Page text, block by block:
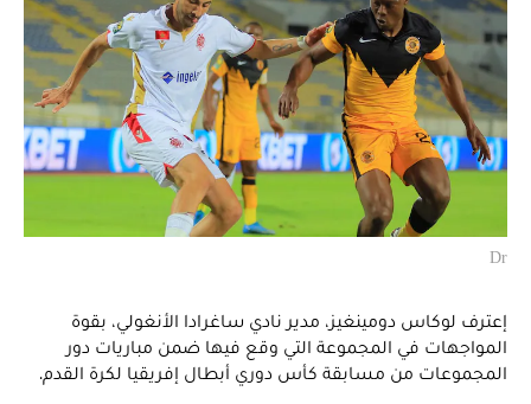
Dr
إعترف لوكاس دومينغيز، مدير نادي ساغرادا الأنغولي، بقوة
المواجهات في المجموعة التي وقع فيها ضمن مباريات دور
المجموعات من مسابقة كأس دوري أبطال إفريقيا لكرة القدم.